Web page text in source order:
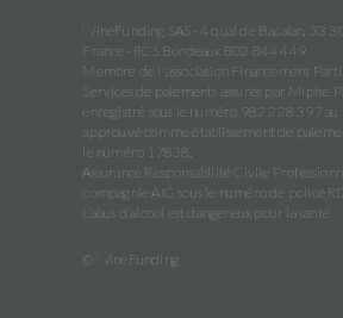
WineFunding SAS · 4 quai de Bacalan, 33
France · RCS Bordeaux 802 844 449
Membre de l'association Financement
Services de paiements assurés par Mipise
enregistré sous le numéro 982 228 397 au
approuvé comme établissement de
le numéro 17838.
Assurance Responsabilité Civile
compagnie AIG sous le numéro de police
L’abus d’alcool est dangereux pour la santé
© WineFunding